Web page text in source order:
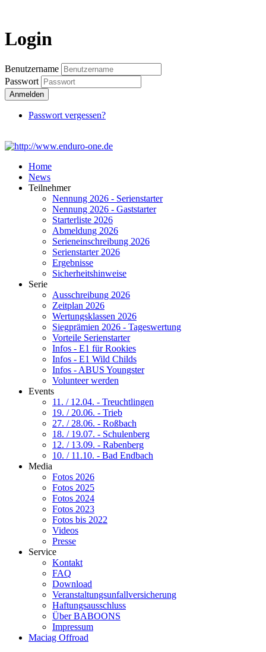
Login
Benutzername
Passwort
Anmelden
Passwort vergessen?
Home
News
Teilnehmer
Nennung 2026 - Serienstarter
Nennung 2026 - Gaststarter
Starterliste 2026
Abmeldung 2026
Serieneinschreibung 2026
Serienstarter 2026
Ergebnisse
Sicherheitshinweise
Serie
Ausschreibung 2026
Zeitplan 2026
Wertungsklassen 2026
Siegprämien 2026 - Tageswertung
Vorteile Serienstarter
Infos - E1 für Rookies
Infos - E1 Wild Childs
Infos - ABUS Youngster
Volunteer werden
Events
11. / 12.04. - Treuchtlingen
19. / 20.06. - Trieb
27. / 28.06. - Roßbach
18. / 19.07. - Schulenberg
12. / 13.09. - Rabenberg
10. / 11.10. - Bad Endbach
Media
Fotos 2026
Fotos 2025
Fotos 2024
Fotos 2023
Fotos bis 2022
Videos
Presse
Service
Kontakt
FAQ
Download
Veranstaltungsunfallversicherung
Haftungsausschluss
Über BABOONS
Impressum
Maciag Offroad